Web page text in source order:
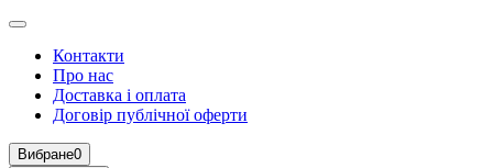
Контакти
Про нас
Доставка і оплата
Договір публічної оферти
Вибране0